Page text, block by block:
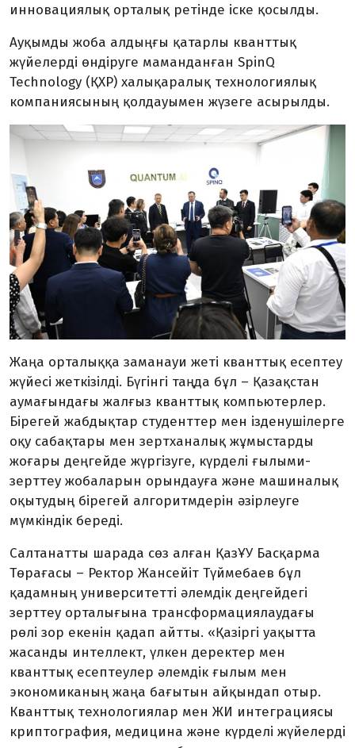
инновациялық орталық ретінде іске қосылды.
Ауқымды жоба алдыңғы қатарлы кванттық
жүйелерді өндіруге маманданған SpinQ
Technology (ҚХР) халықаралық технологиялық
компаниясының қолдауымен жүзеге асырылды.
Жаңа орталыққа заманауи жеті кванттық есептеу
жүйесі жеткізілді. Бүгінгі таңда бұл – Қазақстан
аумағындағы жалғыз кванттық компьютерлер.
Бірегей жабдықтар студенттер мен ізденушілерге
оқу сабақтары мен зертханалық жұмыстарды
жоғары деңгейде жүргізуге, күрделі ғылыми-
зерттеу жобаларын орындауға және машиналық
оқытудың бірегей алгоритмдерін әзірлеуге
мүмкіндік береді.
Салтанатты шарада сөз алған ҚазҰУ Басқарма
Төрағасы – Ректор Жансейіт Түймебаев бұл
қадамның университетті әлемдік деңгейдегі
зерттеу орталығына трансформациялаудағы
рөлі зор екенін қадап айтты. «Қазіргі уақытта
жасанды интеллект, үлкен деректер мен
кванттық есептеулер әлемдік ғылым мен
экономиканың жаңа бағытын айқындап отыр.
Кванттық технологиялар мен ЖИ интеграциясы
криптография, медицина және күрделі жүйелерді